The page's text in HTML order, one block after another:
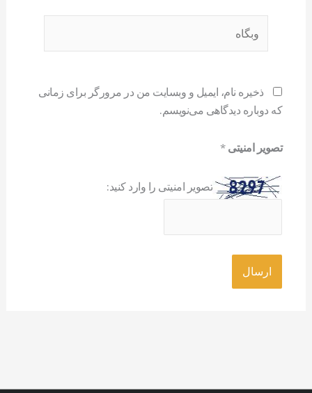
ذخیره نام، ایمیل و وبسایت من در مرورگر برای زمانی
که دوباره دیدگاهی می‌نویسم.
تصویر امنیتی*
تصویر امنیتی را وارد کنید: